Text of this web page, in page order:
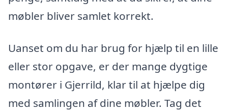
møbler bliver samlet korrekt.
Uanset om du har brug for hjælp til en lille
eller stor opgave, er der mange dygtige
montører i Gjerrild, klar til at hjælpe dig
med samlingen af dine møbler. Tag det